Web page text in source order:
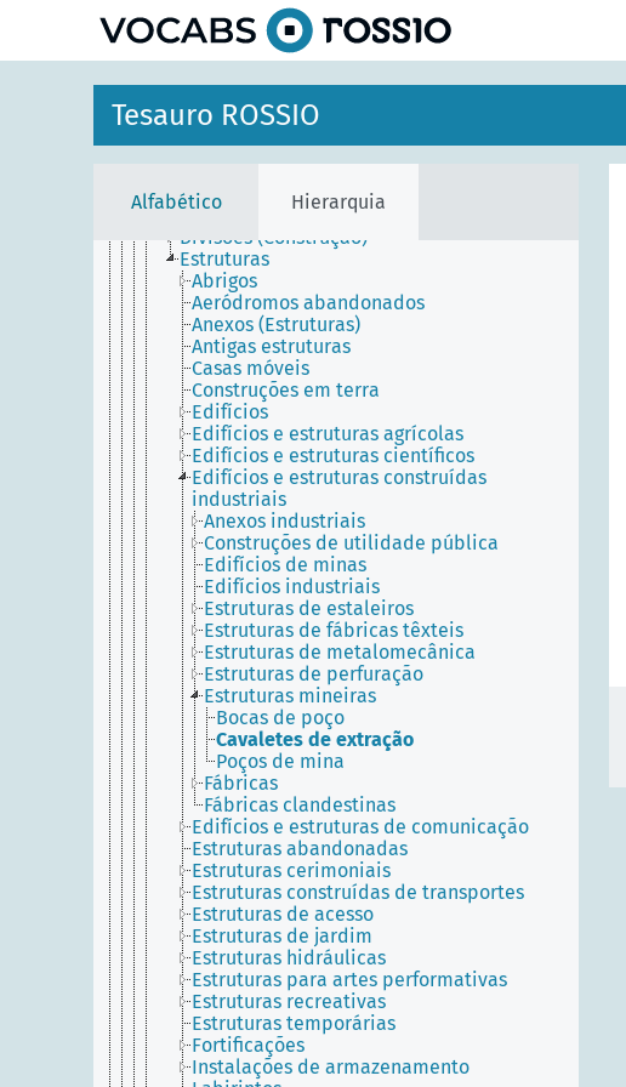
Tesauro ROSSIO
Alfabético Hierarquia
Agentes
Entidades temporais
Lugares
Ambiente
Ambiente construído
Construções
Conjuntos arquitetónicos
Construções individuais
Divisões (Construção)
Estruturas
Abrigos
Aeródromos abandonados
Anexos (Estruturas)
Antigas estruturas
Casas móveis
Construções em terra
Edifícios
Edifícios e estruturas agrícolas
Edifícios e estruturas científicos
Edifícios e estruturas construídas
industriais
Anexos industriais
Construções de utilidade pública
Edifícios de minas
Edifícios industriais
Estruturas de estaleiros
Estruturas de fábricas têxteis
Estruturas de metalomecânica
Estruturas de perfuração
Estruturas mineiras
Bocas de poço
Cavaletes de extração
Poços de mina
Fábricas
Fábricas clandestinas
Edifícios e estruturas de comunicação
Estruturas abandonadas
Estruturas cerimoniais
Estruturas construídas de transportes
Estruturas de acesso
Estruturas de jardim
Estruturas hidráulicas
Estruturas para artes performativas
Estruturas recreativas
Estruturas temporárias
Fortificações
Instalações de armazenamento